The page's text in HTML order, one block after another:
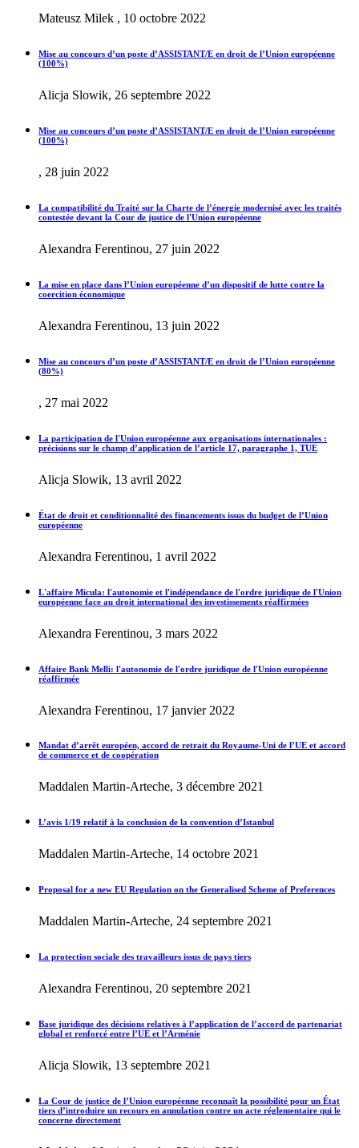
Mateusz Milek , 10 octobre 2022
Mise au concours d’un poste d’ASSISTANT/E en droit de l’Union européenne
(100%)
Alicja Slowik, 26 septembre 2022
Mise au concours d’un poste d’ASSISTANT/E en droit de l’Union européenne
(100%)
, 28 juin 2022
La compatibilité du Traité sur la Charte de l’énergie modernisé avec les traités
contestée devant la Cour de justice de l'Union européenne
Alexandra Ferentinou, 27 juin 2022
La mise en place dans l’Union européenne d’un dispositif de lutte contre la
coercition économique
Alexandra Ferentinou, 13 juin 2022
Mise au concours d’un poste d’ASSISTANT/E en droit de l’Union européenne
(80%)
, 27 mai 2022
La participation de l'Union européenne aux organisations internationales :
précisions sur le champ d’application de l’article 17, paragraphe 1, TUE
Alicja Slowik, 13 avril 2022
État de droit et conditionnalité des financements issus du budget de l’Union
européenne
Alexandra Ferentinou, 1 avril 2022
L'affaire Micula: l'autonomie et l'indépendance de l'ordre juridique de l'Union
européenne face au droit international des investissements réaffirmées
Alexandra Ferentinou, 3 mars 2022
Affaire Bank Melli: l'autonomie de l'ordre juridique de l'Union européenne
réaffirmée
Alexandra Ferentinou, 17 janvier 2022
Mandat d’arrêt européen, accord de retrait du Royaume-Uni de l’UE et accord
de commerce et de coopération
Maddalen Martin-Arteche, 3 décembre 2021
L’avis 1/19 relatif à la conclusion de la convention d’Istanbul
Maddalen Martin-Arteche, 14 octobre 2021
Proposal for a new EU Regulation on the Generalised Scheme of Preferences
Maddalen Martin-Arteche, 24 septembre 2021
La protection sociale des travailleurs issus de pays tiers
Alexandra Ferentinou, 20 septembre 2021
Base juridique des décisions relatives à l’application de l’accord de partenariat
global et renforcé entre l’UE et l’Arménie
Alicja Slowik, 13 septembre 2021
La Cour de justice de l’Union européenne reconnaît la possibilité pour un État
tiers d’introduire un recours en annulation contre un acte réglementaire qui le
concerne directement